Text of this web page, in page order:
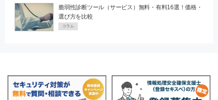
脆弱性診断ツール（サービス）無料・有料16選！価格・
選び方を比較
コラム